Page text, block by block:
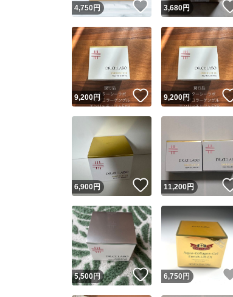
4,750円 いいね！
3,680円
9,200円 いいね！
9,200円
6,900円 いいね！
11,200円
5,500円 いいね！
6,750 円